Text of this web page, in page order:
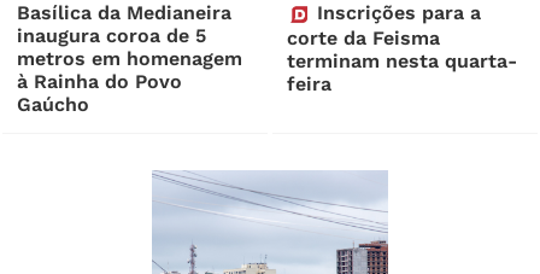
Basílica da Medianeira
inaugura coroa de 5
metros em homenagem
à Rainha do Povo
Gaúcho
Inscrições para a
corte da Feisma
terminam nesta quarta-
feira